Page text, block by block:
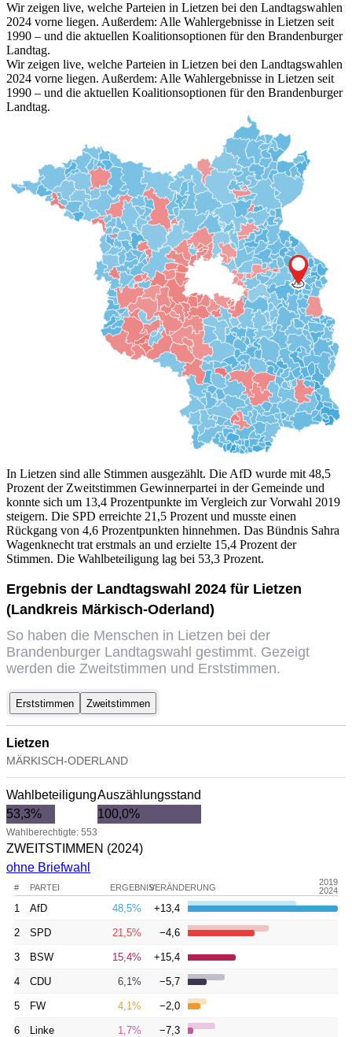
Wir zeigen live, welche Parteien in Lietzen bei den Landtagswahlen
2024 vorne liegen. Außerdem: Alle Wahlergebnisse in Lietzen seit
1990 – und die aktuellen Koalitionsoptionen für den Brandenburger
Landtag.
Wir zeigen live, welche Parteien in Lietzen bei den Landtagswahlen
2024 vorne liegen. Außerdem: Alle Wahlergebnisse in Lietzen seit
1990 – und die aktuellen Koalitionsoptionen für den Brandenburger
Landtag.
In Lietzen sind alle Stimmen ausgezählt. Die AfD wurde mit 48,5
Prozent der Zweitstimmen Gewinnerpartei in der Gemeinde und
konnte sich um 13,4 Prozentpunkte im Vergleich zur Vorwahl 2019
steigern. Die SPD erreichte 21,5 Prozent und musste einen
Rückgang von 4,6 Prozentpunkten hinnehmen. Das Bündnis Sahra
Wagenknecht trat erstmals an und erzielte 15,4 Prozent der
Stimmen. Die Wahlbeteiligung lag bei 53,3 Prozent.
Ergebnis der Landtagswahl 2024 für Lietzen
(Landkreis Märkisch-Oderland)
So haben die Menschen in Lietzen bei der
Brandenburger Landtagswahl gestimmt. Gezeigt
werden die Zweitstimmen und Erststimmen.
Erststimmen Zweitstimmen
Lietzen
MÄRKISCH-ODERLAND
Wahlbeteiligung
53,3%
Wahlberechtigte: 553
Auszählungsstand
100,0%
ZWEITSTIMMEN (2024)
ohne Briefwahl
# PARTEI ERGEBNISVERÄNDERUNG
2019
2024
1 AfD 48,5% +13,4
2 SPD 21,5% −4,6
3 BSW 15,4% +15,4
4 CDU 6,1% −5,7
5 FW 4,1% −2,0
6 Linke 1,7% −7,3